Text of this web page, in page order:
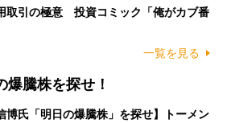
取引の極意 投資コミック「俺がカブ番
一覧を見る
爆騰株を探せ！
博氏「明日の爆騰株」を探せ】トーメン